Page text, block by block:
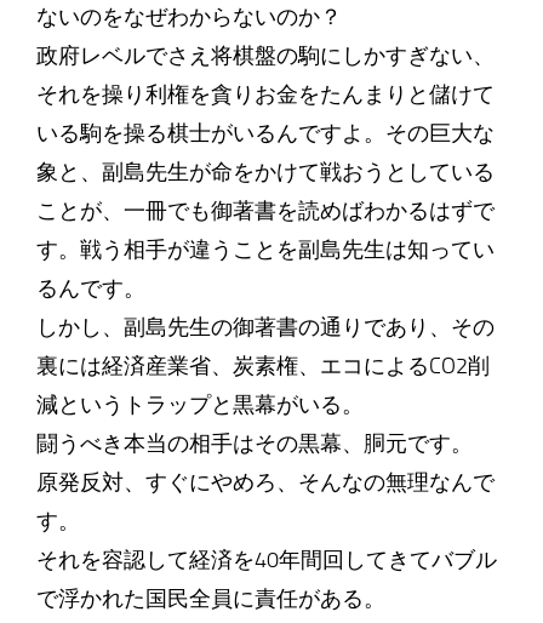
ないのをなぜわからないのか？
政府レベルでさえ将棋盤の駒にしかすぎない、
それを操り利権を貪りお金をたんまりと儲けて
いる駒を操る棋士がいるんですよ。その巨大な
象と、副島先生が命をかけて戦おうとしている
ことが、一冊でも御著書を読めばわかるはずで
す。戦う相手が違うことを副島先生は知ってい
るんです。
しかし、副島先生の御著書の通りであり、その
裏には経済産業省、炭素権、エコによるCO2削
減というトラップと黒幕がいる。
闘うべき本当の相手はその黒幕、胴元です。
原発反対、すぐにやめろ、そんなの無理なんで
す。
それを容認して経済を40年間回してきてバブル
で浮かれた国民全員に責任がある。